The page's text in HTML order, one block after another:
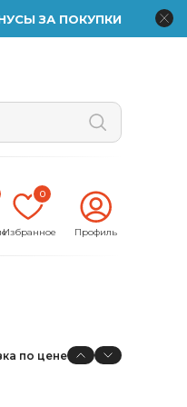
ЗА ПОКУПКИ
0
Избранное Профиль
по цене